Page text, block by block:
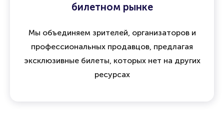
билетном рынке
Мы объединяем зрителей, организаторов и
профессиональных продавцов, предлагая
эксклюзивные билеты, которых нет на других
ресурсах